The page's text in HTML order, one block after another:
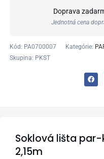
Doprava
Jednotná cena
Kód: PA0700007 Kategórie:
Skupina: PKST
Soklová lišta
2,15m